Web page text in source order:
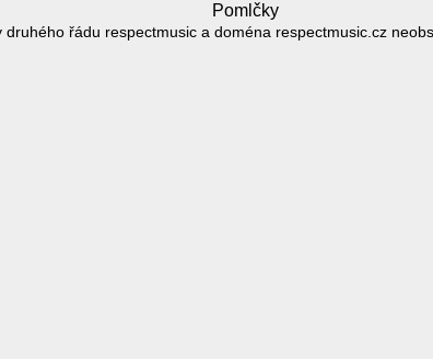
Pomlčky
druhého řádu respectmusic a doména respectmusic.cz